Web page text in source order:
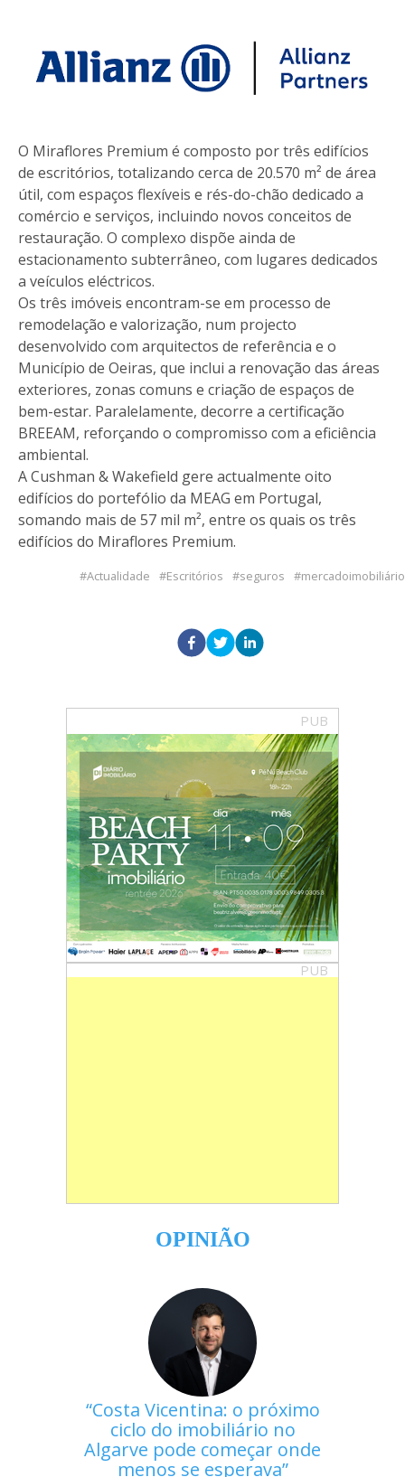
O Miraflores Premium é composto por três edifícios
de escritórios, totalizando cerca de 20.570 m² de área
útil, com espaços flexíveis e rés-do-chão dedicado a
comércio e serviços, incluindo novos conceitos de
restauração. O complexo dispõe ainda de
estacionamento subterrâneo, com lugares dedicados
a veículos eléctricos.
Os três imóveis encontram-se em processo de
remodelação e valorização, num projecto
desenvolvido com arquitectos de referência e o
Município de Oeiras, que inclui a renovação das áreas
exteriores, zonas comuns e criação de espaços de
bem-estar. Paralelamente, decorre a certificação
BREEAM, reforçando o compromisso com a eficiência
ambiental.
A Cushman & Wakefield gere actualmente oito
edifícios do portefólio da MEAG em Portugal,
somando mais de 57 mil m², entre os quais os três
edifícios do Miraflores Premium.
Actualidade Escritórios seguros mercadoimobiliário
PUB
PUB
OPINIÃO
Costa Vicentina: o próximo
ciclo do imobiliário no
Algarve pode começar onde
menos se esperava